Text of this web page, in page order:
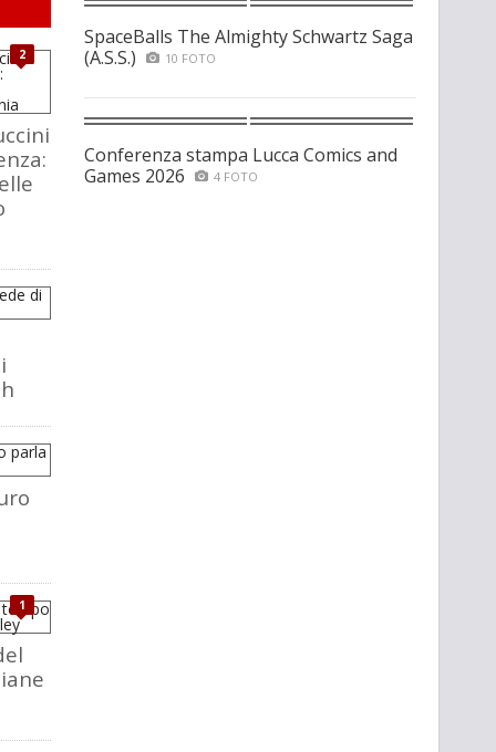
2
1
SpaceBalls The Almighty Schwartz Saga
(A.S.S.)
10 FOTO
Conferenza stampa Lucca Comics and
Games 2026
4 FOTO